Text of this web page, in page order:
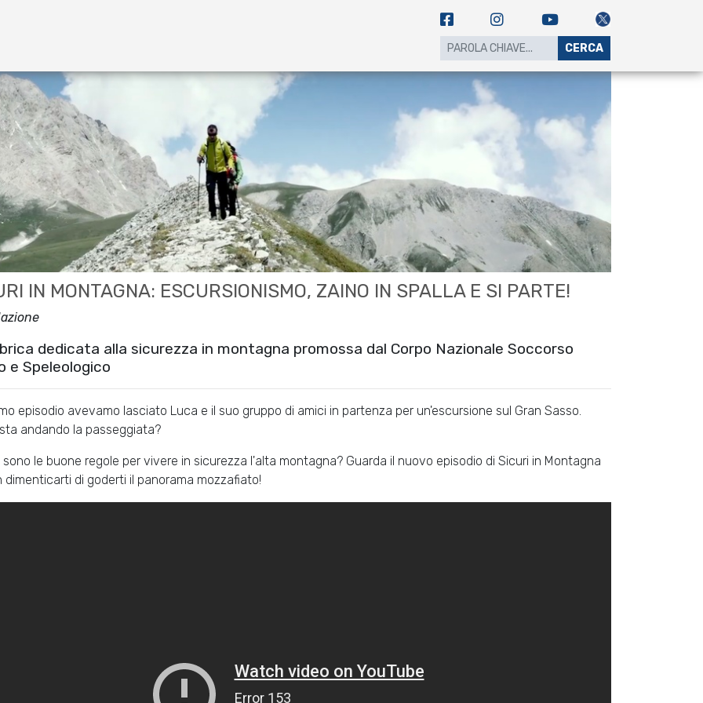
CERCA
IN MONTAGNA: ESCURSIONISMO, ZAINO IN SPALLA E SI PARTE!
dedicata alla sicurezza in montagna promossa dal Corpo Nazionale Soccorso
e Speleologico
episodio avevamo lasciato Luca e il suo gruppo di amici in partenza per un'escursione sul Gran Sasso.
andando la passeggiata?
sono le buone regole per vivere in sicurezza l'alta montagna? Guarda il nuovo episodio di Sicuri in Montagna
dimenticarti di goderti il panorama mozzafiato!